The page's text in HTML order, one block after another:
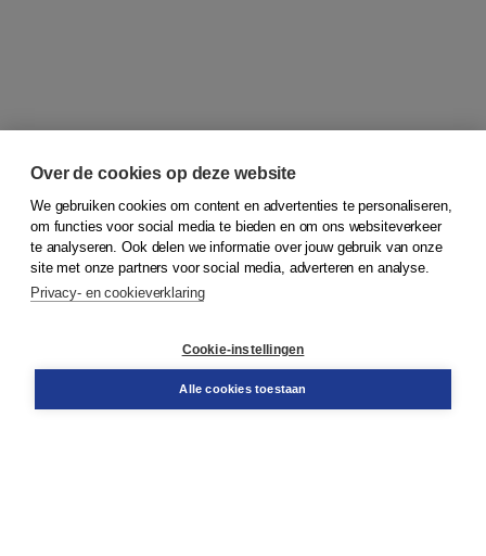
© 2026Koninklijke Boom uitgevers
Bestellen
Over de cookies op deze website
We gebruiken cookies om content en advertenties te personaliseren,
om functies voor social media te bieden en om ons websiteverkeer
te analyseren. Ook delen we informatie over jouw gebruik van onze
site met onze partners voor social media, adverteren en analyse.
Privacy- en cookieverklaring
Cookie-instellingen
Alle cookies toestaan